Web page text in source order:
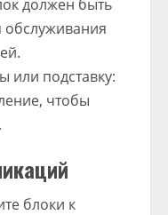
должен быть
обслуживания
или подставку:
чтобы
блоки к